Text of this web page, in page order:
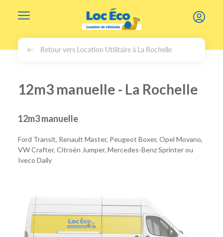
Retour vers Location Utilitaire à La Rochelle
12m3 manuelle - La Rochelle
12m3 manuelle
Ford Transit, Renault Master, Peugeot Boxer, Opel Movano,
VW Crafter, Citroën Jumper, Mercedes-Benz Sprinter ou
Iveco Daily